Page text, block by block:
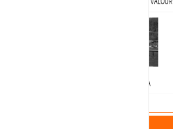
ARISTOCRAZIA